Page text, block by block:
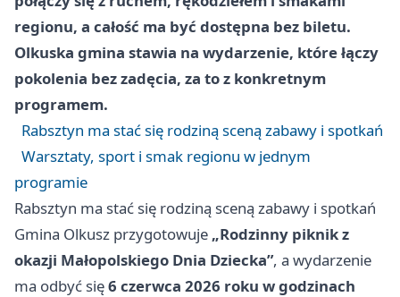
regionu, a całość ma być dostępna bez biletu.
Olkuska gmina stawia na wydarzenie, które łączy
pokolenia bez zadęcia, za to z konkretnym
programem.
Rabsztyn ma stać się rodziną sceną zabawy i spotkań
Warsztaty, sport i smak regionu w jednym
programie
Rabsztyn ma stać się rodziną sceną zabawy i spotkań
Gmina Olkusz przygotowuje „Rodzinny piknik z
okazji Małopolskiego Dnia Dziecka”, a wydarzenie
ma odbyć się6 czerwca 2026 roku w godzinach